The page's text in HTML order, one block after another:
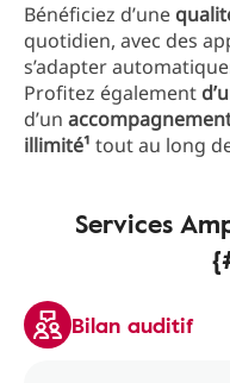
Bénéficiez d’une
quotidien, avec des
s’adapter
Profitez également
d’un
illimité¹ tout au long
Services
Bilan auditif